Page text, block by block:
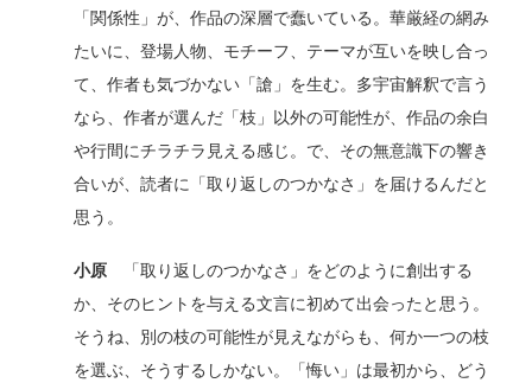
「関係性」が、作品の深層で蠢いている。華厳経の網み
たいに、登場人物、モチーフ、テーマが互いを映し合っ
て、作者も気づかない「謒」を生む。多宇宙解釈で言う
なら、作者が選んだ「枝」以外の可能性が、作品の余白
や行間にチラチラ見える感じ。で、その無意識下の響き
合いが、読者に「取り返しのつかなさ」を届けるんだと
思う。
小原 「取り返しのつかなさ」をどのように創出する
か、そのヒントを与える文言に初めて出会ったと思う。
そうね、別の枝の可能性が見えながらも、何か一つの枝
を選ぶ、そうするしかない。「悔い」は最初から、どう